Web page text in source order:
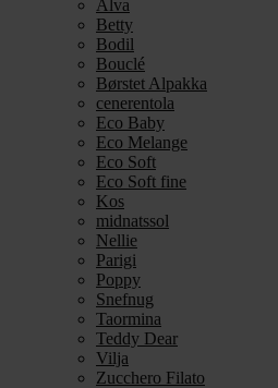
Alva
Betty
Bodil
Bouclé
Børstet Alpakka
cenerentola
Eco Baby
Eco Melange
Eco Soft
Eco Soft fine
Kos
midnatssol
Nellie
Parigi
Poppy
Snefnug
Taormina
Teddy Dear
Vilja
Zucchero Filato